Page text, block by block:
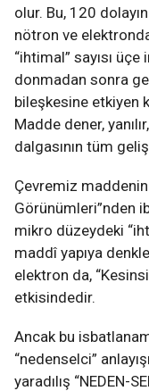
olur. Bu, 120
nötron ve
“ihtimal” sayısı
donmadan sonra
bileşkesine etkiyen
Madde dener,
dalgasının tüm
Çevremiz
Görünümleri”nden
mikro düzeydeki
maddî yapıya
elektron da,
etkisindedir.
Ancak bu
“nedenselci”
yaradılış “NEDEN-